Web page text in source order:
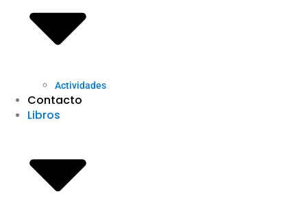
Actividades
Contacto
Libros